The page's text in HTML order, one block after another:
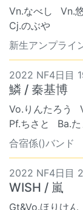
Vn.なべし Vn.
Cj.のぶや
新生アンプライ
2022 NF4日目
鱗 / 秦基博
Vo.りんたろう
Pf.ちさと
Ba.た
合宿係()バンド
2022 NF4日目
WISH / 嵐
Gt&Vo.ほりけん